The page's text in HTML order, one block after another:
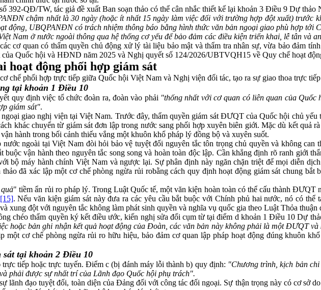
392-QĐ/TW, tác giả đề xuất Ban soạn thảo có thể cân nhắc thiết kế lại khoản 3 Điều 9 Dự thảo
chậm nhất là 30 ngày (hoặc ít nhất 15 ngày làm việc đối với trường hợp đột xuất) trước
động, UBQPANĐN có trách nhiệm thông báo bằng hình thức văn bản ngoại giao phù hợp tới
Nam ở nước ngoài thông qua hệ thống cơ yếu để bảo đảm các điều kiện triển khai, lễ tân và
cơ quan có thẩm quyền chủ động xử lý tài liệu bảo mật và thẩm tra nhân sự, vừa bảo đảm
của Quốc hội và HĐND năm 2025 và Nghị quyết số 124/2026/UBTVQH15 về Quy chế hoạt
hoạt động phối hợp giám sát
chế phối hợp trực tiếp giữa Quốc hội Việt Nam và Nghị viện đối tác, tạo ra sự giao thoa trực
tại khoản 1 Điều 10
quy định việc tổ chức đoàn ra, đoàn vào phải "thống nhất với cơ quan có liên quan của
giám sát".
giao nghị viện tại Việt Nam. Trước đây, thẩm quyền giám sát ĐƯQT của Quốc hội chủ yếu
khác chuyển từ giám sát đơn lập trong nước sang phối hợp xuyên biên giới. Mặc dù kết quả
hành trong bối cảnh thiếu vắng một khuôn khổ pháp lý đồng bộ và xuyên suốt.
ngoài tại Việt Nam đòi hỏi bảo vệ tuyệt đối nguyên tắc tôn trọng chủ quyền và không
vận hành theo nguyên tắc song song và hoàn toàn độc lập. Cần khẳng định rõ ranh giới
bộ máy hành chính Việt Nam và ngược lại. Sự phân định này ngăn chặn triệt để mọi diễn
đã xác lập một cơ chế phòng ngừa rủi robằng cách quy định hoạt động giám sát chung bắt
" tiềm ẩn rủi ro pháp lý. Trong Luật Quốc tế, một văn kiện hoàn toàn có thể cấu thành ĐƯQT
[15]. Nếu văn kiện giám sát này đưa ra các yêu cầu bắt buộc với Chính phủ hai nước, nó có thể
xung đột với nguyên tắc không làm phát sinh quyền và nghĩa vụ quốc gia theo Luật Thỏa thuận
chéo thẩm quyền ký kết điều ước, kiến nghị sửa đổi cụm từ tại điểm d khoản 1 Điều 10 Dự
hoặc bản ghi nhận kết quả hoạt động của Đoàn, các văn bản này không phải là một ĐƯQT
một cơ chế phòng ngừa rủi ro hữu hiệu, bảo đảm cơ quan lập pháp hoạt động đúng khuôn
sát tại khoản 2 Điều 10
tiếp hoặc trực tuyến. Điểm c (bị đánh máy lỗi thành b) quy định: "Chương trình, kịch bản
phải được sự nhất trí của Lãnh đạo Quốc hội phụ trách".
lãnh đạo tuyệt đối, toàn diện của Đảng đối với công tác đối ngoại. Sự thận trọng này có cơ sở